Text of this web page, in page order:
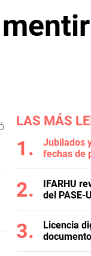
LAS MÁS
Jubilados
fechas de
IFARHU
del PASE-
Licencia